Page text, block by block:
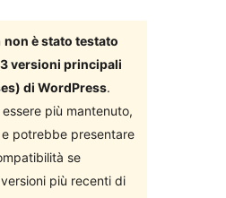
non è stato testato
versioni principali
di WordPress.
più mantenuto,
potrebbe presentare
se
più recenti di